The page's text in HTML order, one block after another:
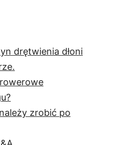
drętwienia dłoni
zrobić po